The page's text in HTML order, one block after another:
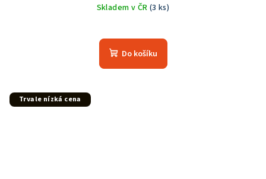
Skladem v ČR (3 ks)
hodnocení
produktu
Do košíku
Trvale nízká cena